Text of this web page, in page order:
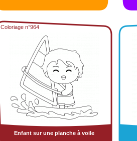
Coloriage n°964
Enfant sur une planche à voile